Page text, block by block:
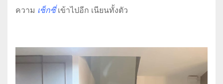
ความ เซ็กซี่ เข้าไปอีก เนียนทั้งตัว